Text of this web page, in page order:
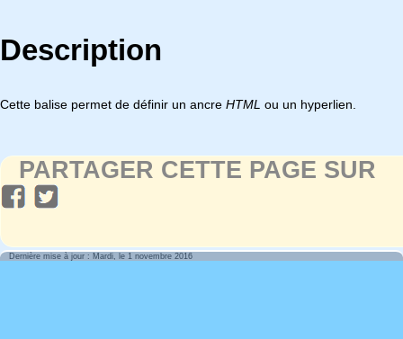
Description
Cette balise permet de définir un ancre HTML ou un hyperlien.
PARTAGER CETTE PAGE SUR
Dernière mise à jour : Mardi, le 1 novembre 2016